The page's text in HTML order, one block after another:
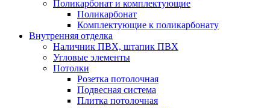
Поликарбонат и комплектующие
Поликарбонат
Комплектующие к поликарбонату
Внутренняя отделка
Наличник ПВХ, штапик ПВХ
Угловые элементы
Потолки
Розетка потолочная
Подвесная система
Плитка потолочная